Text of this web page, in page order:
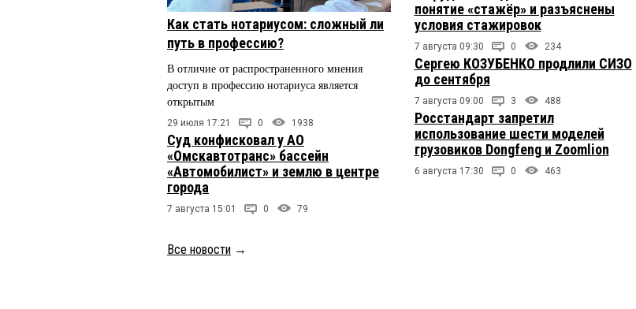
Как стать нотариусом: сложный ли
путь в профессию?
В отличие от распространенного мнения
доступ в профессию нотариуса является
открытым
29 июля 17:21 0 1938
Суд конфисковал у АО
«Омскавтотранс» бассейн
«Автомобилист» и землю в центре
города
7 августа 15:01 0 79
понятие «стажёр» и разъяснены
условия стажировок
7 августа 09:30 0 234
Сергею КОЗУБЕНКО продлили СИЗО
до сентября
7 августа 09:00 3 488
Росстандарт запретил
использование шести моделей
грузовиков Dongfeng и Zoomlion
6 августа 17:30 0 463
Все новости →